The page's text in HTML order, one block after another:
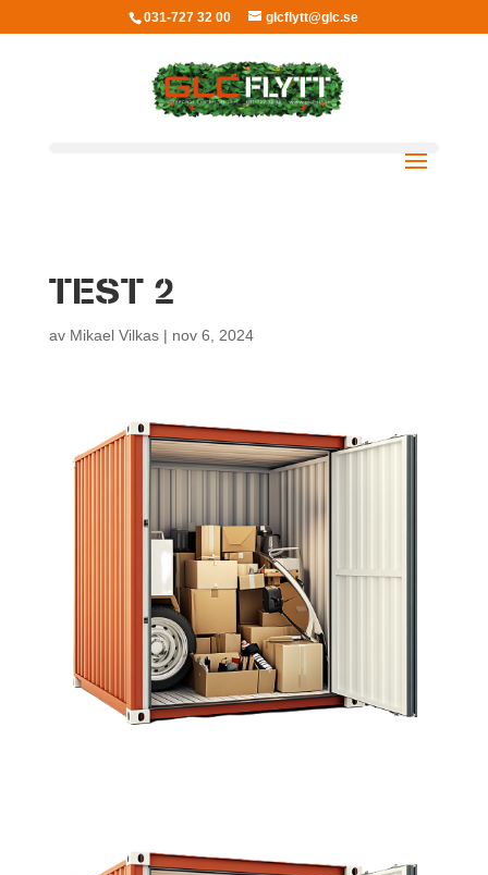
031-727 32 00 glcflytt@glc.se
TEST 2
av Mikael Vilkas| nov 6, 2024